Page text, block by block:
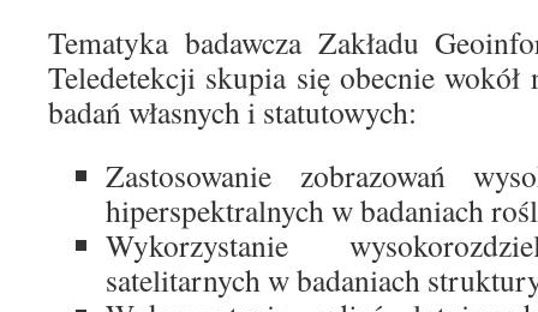
Tematyka badawcza Zakładu
Teledetekcji skupia się obecnie wokół
badań własnych i statutowych:
Zastosowanie zobrazowań
hiperspektralnych w badaniach
Wykorzystanie
satelitarnych w badaniach